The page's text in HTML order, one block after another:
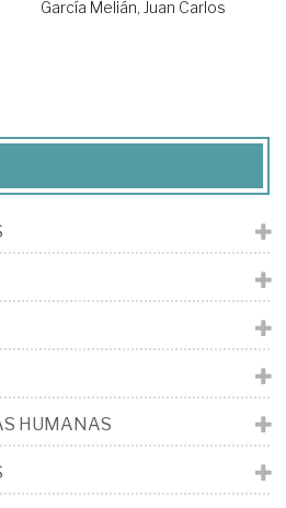
García Melián, Juan Carlos
HUMANAS